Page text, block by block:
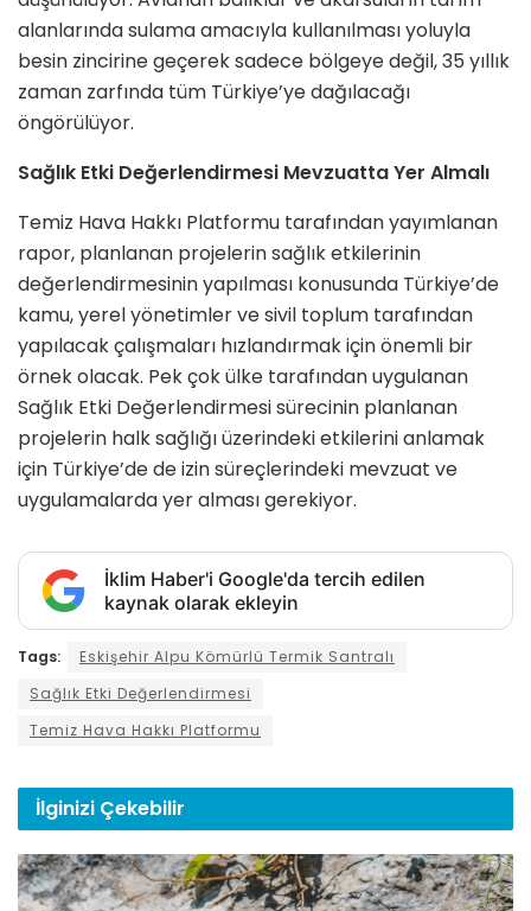
alanlarında sulama amacıyla kullanılması yoluyla
besin zincirine geçerek sadece bölgeye değil, 35 yıllık
zaman zarfında tüm Türkiye’ye dağılacağı
öngörülüyor.
Sağlık Etki Değerlendirmesi Mevzuatta Yer Almalı
Temiz Hava Hakkı Platformu tarafından yayımlanan
rapor, planlanan projelerin sağlık etkilerinin
değerlendirmesinin yapılması konusunda Türkiye’de
kamu, yerel yönetimler ve sivil toplum tarafından
yapılacak çalışmaları hızlandırmak için önemli bir
örnek olacak. Pek çok ülke tarafından uygulanan
Sağlık Etki Değerlendirmesi sürecinin planlanan
projelerin halk sağlığı üzerindeki etkilerini anlamak
için Türkiye’de de izin süreçlerindeki mevzuat ve
uygulamalarda yer alması gerekiyor.
İklim Haber'i Google'da tercih edilen
kaynak olarak ekleyin
Tags:
Eskişehir Alpu Kömürlü Termik Santralı
Sağlık Etki Değerlendirmesi
Temiz Hava Hakkı Platformu
İlginizi Çekebilir